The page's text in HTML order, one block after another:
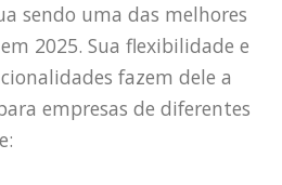
sendo uma das melhores
2025. Sua flexibilidade e
fazem dele a
empresas de diferentes